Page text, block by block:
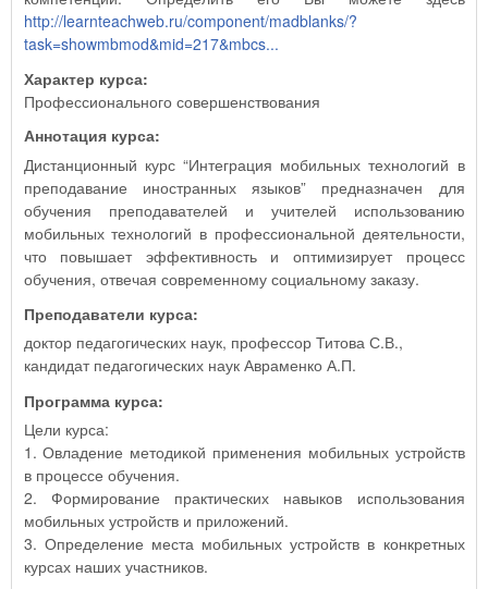
http://learnteachweb.ru/component/madblanks/?
task=showmbmod&mid=217&mbcs...
Характер курса:
Профессионального совершенствования
Аннотация курса:
Дистанционный курс “Интеграция мобильных технологий в
преподавание иностранных языков” предназначен для
обучения преподавателей и учителей использованию
мобильных технологий в профессиональной деятельности,
что повышает эффективность и оптимизирует процесс
обучения, отвечая современному социальному заказу.
Преподаватели курса:
доктор педагогических наук, профессор Титова С.В.,
кандидат педагогических наук Авраменко А.П.
Программа курса:
Цели курса:
1. Овладение методикой применения мобильных устройств
в процессе обучения.
2. Формирование практических навыков использования
мобильных устройств и приложений.
3. Определение места мобильных устройств в конкретных
курсах наших участников.